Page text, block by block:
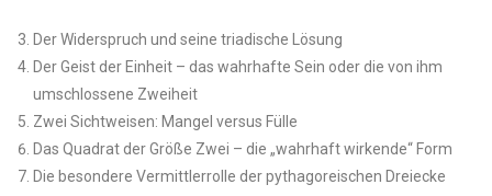
Der Widerspruch und seine triadische Lösung
Der Geist der Einheit – das wahrhafte Sein oder die von ihm
umschlossene Zweiheit
Zwei Sichtweisen: Mangel versus Fülle
Das Quadrat der Größe Zwei – die „wahrhaft wirkende“ Form
Die besondere Vermittlerrolle der pythagoreischen Dreiecke